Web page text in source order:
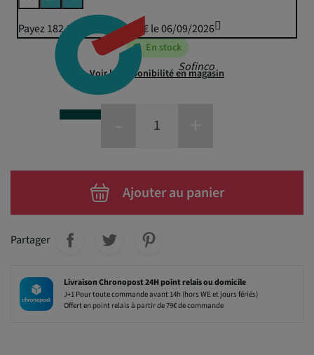
Sofinco
Payez 182,58 € puis 179,50 € le 06/09/2026
En stock
Voir la disponibilité en magasin
Ajouter au panier
Partager
Livraison Chronopost 24H point relais ou domicile
J+1 Pour toute commande avant 14h (hors WE et jours fériés)
Offert en point relais à partir de 79€ de commande